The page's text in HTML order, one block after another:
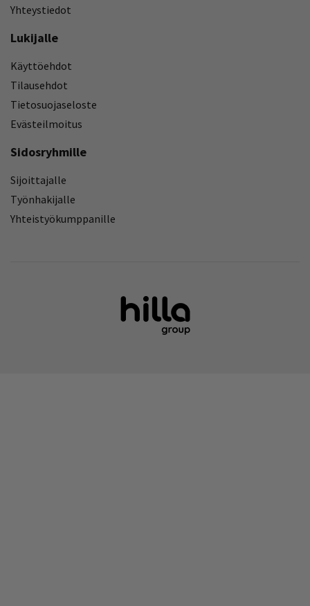
Yhteystiedot
Lukijalle
Käyttöehdot
Tilausehdot
Tietosuojaseloste
Evästeilmoitus
Sidosryhmille
Sijoittajalle
Työnhakijalle
Yhteistyökumppanille